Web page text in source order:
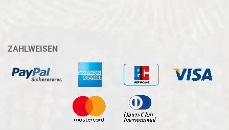
ZAHLWEISEN